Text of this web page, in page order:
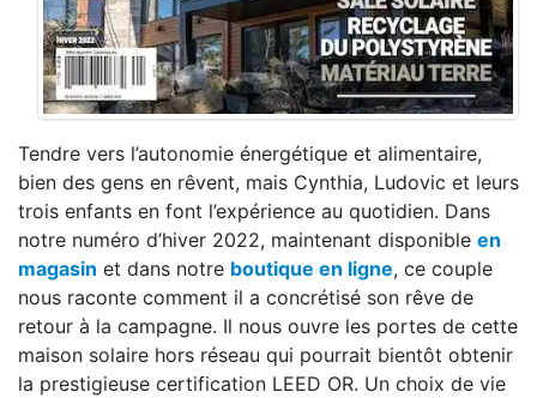
Tendre vers l’autonomie énergétique et alimentaire,
bien des gens en rêvent, mais Cynthia, Ludovic et leurs
trois enfants en font l’expérience au quotidien. Dans
notre numéro d’hiver 2022, maintenant disponible en
magasin et dans notre boutique en ligne, ce couple
nous raconte comment il a concrétisé son rêve de
retour à la campagne. Il nous ouvre les portes de cette
maison solaire hors réseau qui pourrait bientôt obtenir
la prestigieuse certification LEED OR. Un choix de vie